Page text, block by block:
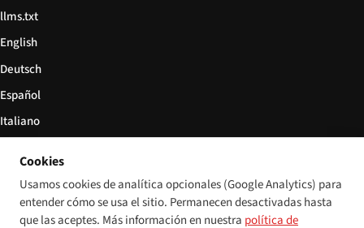
llms.txt
English
Deutsch
Español
Italiano
Cookies
Usamos cookies de analítica opcionales (Google Analytics) para
entender cómo se usa el sitio. Permanecen desactivadas hasta
que las aceptes. Más información en nuestra política de